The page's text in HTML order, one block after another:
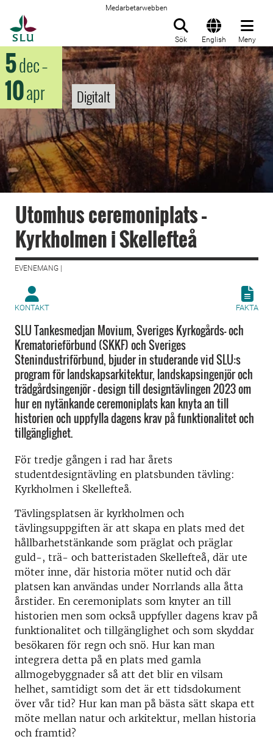
Medarbetarwebben
Sök English Meny
5dec–
10apr Digitalt
Utomhus ceremoniplats –
Kyrkholmen i Skellefteå
EVENEMANG |
KONTAKT FAKTA
SLU Tankesmedjan Movium, Sveriges Kyrkogårds- och
Krematorieförbund (SKKF) och Sveriges
Stenindustriförbund, bjuder in studerande vid SLU:s
program för landskapsarkitektur, landskapsingenjör och
trädgårdsingenjör - design till designtävlingen 2023 om
hur en nytänkande ceremoniplats kan knyta an till
historien och uppfylla dagens krav på funktionalitet och
tillgänglighet.
För tredje gången i rad har årets
studentdesigntävling en platsbunden tävling:
Kyrkholmen i Skellefteå.
Tävlingsplatsen är kyrkholmen och
tävlingsuppgiften är att skapa en plats med det
hållbarhetstänkande som präglat och präglar
guld-, trä- och batteristaden Skellefteå, där ute
möter inne, där historia möter nutid och där
platsen kan användas under Norrlands alla åtta
årstider. En ceremoniplats som knyter an till
historien men som också uppfyller dagens krav på
funktionalitet och tillgänglighet och som skyddar
besökaren för regn och snö. Hur kan man
integrera detta på en plats med gamla
allmogebyggnader så att det blir en vilsam
helhet, samtidigt som det är ett tidsdokument
över vår tid? Hur kan man på bästa sätt skapa ett
möte mellan natur och arkitektur, mellan historia
och framtid?